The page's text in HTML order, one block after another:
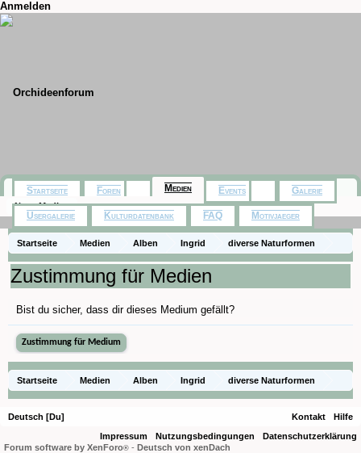
Anmelden
Startseite Medien Alben Ingrid
diverse Naturformen
Dendrobium cinnabarinum
Zustimmung für Medien
Bist du sicher, dass dir dieses Medium gefällt?
Startseite Medien Alben Ingrid
diverse Naturformen
Dendrobium cinnabarinum
Startseite Foren Medien
Neue Medien
Events Galerie
Usergalerie Kulturdatenbank FAQ Motivjaeger
Deutsch [Du] Kontakt
Hilfe
Impressum
Nutzungsbedingungen
Datenschutzerklärung
Forum software by XenForo® - Deutsch von xenDach